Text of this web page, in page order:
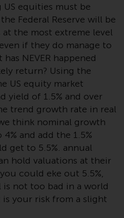
haben
Zugang zu
Redwheel
die als
à
nach
Recht
Die Teilfonds
auf die auf
wird,
den aktuellen
angeboten. Der
enthält
einschließlich
Gebühren und
equities must be
Federal Reserve will be
the most extreme level
if they do manage to
NEVER happened
return? Using the
US equity market
yield of 1.5% and over
trend growth rate in real
think nominal growth
and add the 1.5%
get to 5.5%. annual
hold valuations at their
could eke out 5.5%,
not too bad in a world
your risk from a slight